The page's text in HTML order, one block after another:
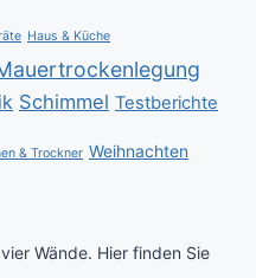
Haus & Küche
Schimmel Testberichte
& Trockner Weihnachten
Wände. Hier finden Sie